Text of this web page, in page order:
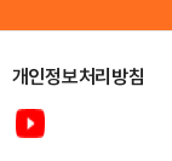
개인정보처리방침